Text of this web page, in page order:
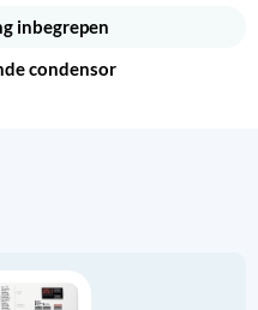
inbegrepen
condensor